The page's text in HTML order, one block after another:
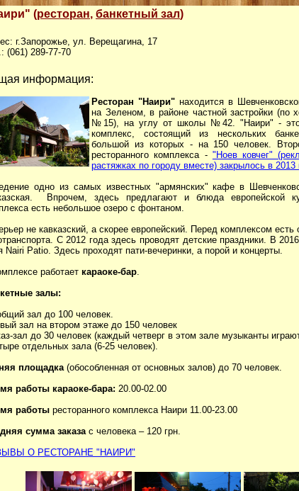
(ресторан, банкетный зал)
г.Запорожье, ул. Верещагина, 17
(061) 289-77-70
информация:
Ресторан "Наири" находится в
на Зеленом, в районе частной застройки
№15), на углу от школы №42. "Наири" - это
комплекс, состоящий из нескольких
большой из которых - на 150 человек.
ресторанного комплекса - "Ноев ковчег"
растяжках по городу вместе) закрылось в 2013
одно из самых известных "армянских" кафе в
Впрочем, здесь предлагают и блюда европейской
есть небольшое озеро с фонтаном.
не кавказский, а скорее европейский. Перед комплексом есть
С 2012 года здесь проводят детские праздники. В
Nairi Patio. Здесь проходят пати-вечеринки, а порой и концерты.
работает караоке-бар.
залы:
зал до 100 человек.
зал на втором этаже до 150 человек
зал до 30 человек (каждый четверг в этом зале музыканты
отдельных зала (6-25 человек).
площадка(обособленная от основных залов) до 70 человек.
работы караоке-бара: 20.00-02.00
работы ресторанного комплекса Наири 11.00-23.00
сумма заказас человека – 120 грн.
О РЕСТОРАНЕ "НАИРИ"